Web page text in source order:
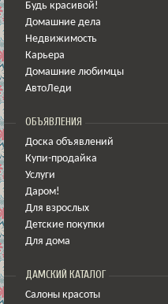
Будь красивой!
Домашние дела
Недвижимость
Карьера
Домашние любимцы
АвтоЛеди
ОБЪЯВЛЕНИЯ
Доска объявлений
Купи-продайка
Услуги
Даром!
Для взрослых
Детские покупки
Для дома
ДАМСКИЙ КАТАЛОГ
Салоны красоты